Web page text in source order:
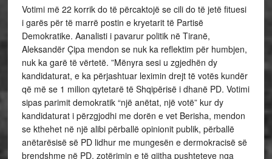
Votimi më 22 korrik do të përcaktojë se cili do të jetë fituesi
i garës për të marrë postin e kryetarit të Partisë
Demokratike. Aanalisti i pavarur politik në Tiranë,
Aleksandër Çipa mendon se nuk ka reflektim për humbjen,
nuk ka garë të vërtetë. ”Mënyra sesi u zgjedhën dy
kandidaturat, e ka përjashtuar leximin drejt të votës kundër
që më se 1 milion qytetarë të Shqipërisë i dhanë PD. Votimi
sipas parimit demokratik “një anëtat, një votë” kur dy
kandidaturat i përzgjodhi me dorën e vet Berisha, mendon
se kthehet në një alibi përballë opinionit publik, përballë
anëtarësisë së PD lidhur me mungesën e dermokracisë së
brendshme në PD, zotërimin e të gjitha pushteteve nga